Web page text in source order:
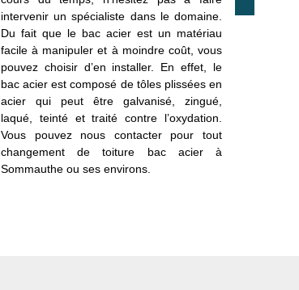
intervenir un spécialiste dans le domaine.
Du fait que le bac acier est un matériau
facile à manipuler et à moindre coût, vous
pouvez choisir d’en installer. En effet, le
bac acier est composé de tôles plissées en
acier qui peut être galvanisé, zingué,
laqué, teinté et traité contre l’oxydation.
Vous pouvez nous contacter pour tout
changement de toiture bac acier à
Sommauthe ou ses environs.
présente